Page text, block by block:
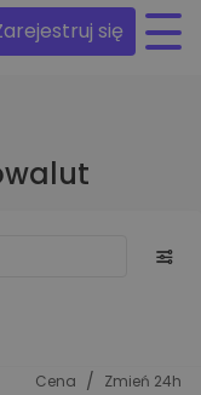
się
Cena / Zmień 24h